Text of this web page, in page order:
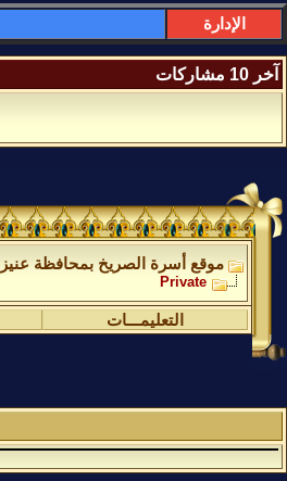
الإدارة
آخر 10 مشاركات
موقع أسرة الصريخ بمحافظة
Private
التعليمـــات